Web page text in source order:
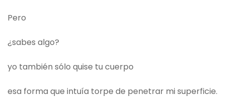
Pero
¿sabes algo?
yo también sólo quise tu cuerpo
esa forma que intuía torpe de penetrar mi superficie.